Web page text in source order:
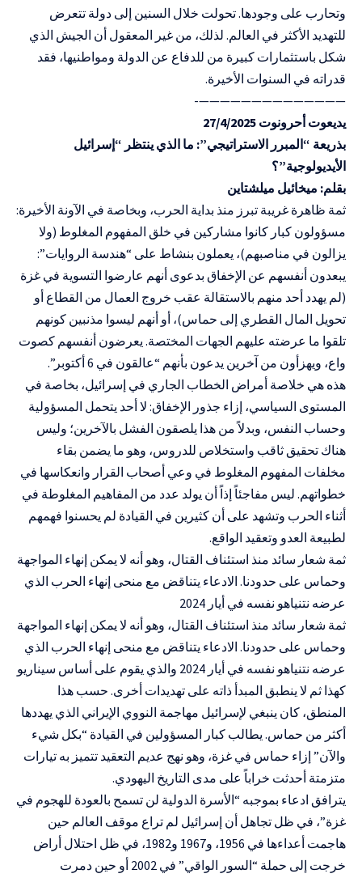
وتحارب على وجودها. تحولت خلال السنين إلى دولة تتعرض
للتهديد الأكثر في العالم. لذلك، من غير المعقول أن الجيش الذي
شكل باستثمارات كبيرة من للدفاع عن الدولة ومواطنيها، فقد
قدراته في السنوات الأخيرة.
——————————————-
يديعوت أحرونوت 27/4/2025
بذريعة “المبرر الاستراتيجي”: ما الذي ينتظر “إسرائيل
الأيديولوجية”؟
بقلم: ميخائيل ميلشتاين
ثمة ظاهرة غريبة تبرز منذ بداية الحرب، وبخاصة في الآونة الأخيرة:
مسؤولون كبار كانوا مشاركين في خلق المفهوم المغلوط (ولا
يزالون في مناصبهم)، يعملون بنشاط على “هندسة الروايات”:
يبعدون أنفسهم عن الإخفاق بدعوى أنهم عارضوا التسوية في غزة
(لم يهدد أحد منهم بالاستقالة عقب خروج العمال من القطاع أو
تحويل المال القطري إلى حماس)، أو أنهم ليسوا مذنبين كونهم
تلقوا ما عرضته عليهم الجهات المختصة. يعرضون أنفسهم كصوت
واع، ويهزأون من آخرين يدعون بأنهم “عالقون في 6 أكتوبر”.
هذه هي خلاصة أمراض الخطاب الجاري في إسرائيل، بخاصة في
المستوى السياسي، إزاء جذور الإخفاق: لا أحد يتحمل المسؤولية
وحساب النفس، وبدلاً من هذا يلصقون الفشل بالآخرين؛ وليس
هناك تحقيق ثاقب واستخلاص للدروس، وهو ما يضمن بقاء
مخلفات المفهوم المغلوط في وعي أصحاب القرار وانعكاسها في
خطواتهم. ليس مفاجئاً إذاً أن يولد عدد من المفاهيم المغلوطة في
أثناء الحرب وتشهد على أن كثيرين في القيادة لم يحسنوا فهمهم
لطبيعة العدو وتعقيد الواقع.
ثمة شعار سائد منذ استئناف القتال، وهو أنه لا يمكن إنهاء المواجهة
وحماس على حدودنا. الادعاء يتناقض مع منحى إنهاء الحرب الذي
عرضه نتنياهو نفسه في أيار 2024
ثمة شعار سائد منذ استئناف القتال، وهو أنه لا يمكن إنهاء المواجهة
وحماس على حدودنا. الادعاء يتناقض مع منحى إنهاء الحرب الذي
عرضه نتنياهو نفسه في أيار 2024 والذي يقوم على أساس سيناريو
كهذا ثم لا ينطبق المبدأ ذاته على تهديدات أخرى. حسب هذا
المنطق، كان ينبغي لإسرائيل مهاجمة النووي الإيراني الذي يهددها
أكثر من حماس. يطالب كبار المسؤولين في القيادة “بكل شيء
والآن” إزاء حماس في غزة، وهو نهج عديم التعقيد تتميز به تيارات
متزمتة أحدثت خراباً على مدى التاريخ اليهودي.
يترافق ادعاء بموجبه “الأسرة الدولية لن تسمح بالعودة للهجوم في
غزة”، في ظل تجاهل أن إسرائيل لم تراع موقف العالم حين
هاجمت أعداءها في 1956، و1967 و1982، في ظل احتلال أراض
خرجت إلى حملة “السور الواقي” في 2002 أو حين دمرت